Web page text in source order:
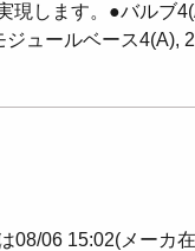
現します。●バルブ
ュールベース4(A),
08/06 15:02(メーカ